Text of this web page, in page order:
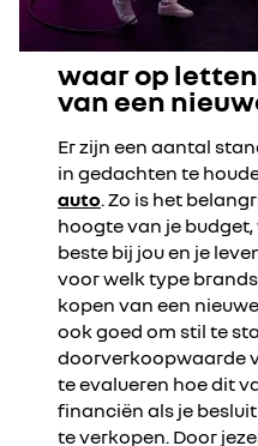
waar op
van een
Er zijn een aantal
in gedachten te
auto. Zo is het
hoogte van je
beste bij jou en je
voor welk type
kopen van een
ook goed om stil te
doorverkoopwaarde
te evalueren hoe dit
financiën als je
te verkopen. Door